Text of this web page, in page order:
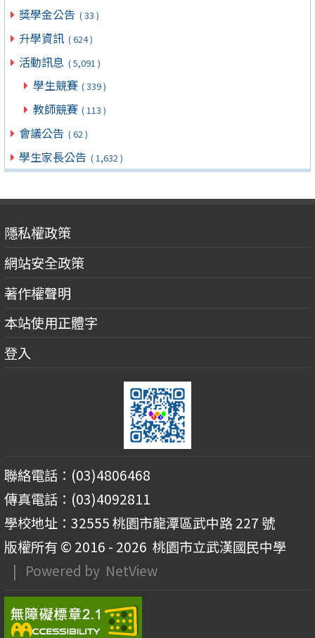
獎學金公告 ( 33 )
升學資訊 ( 624 )
活動訊息 ( 5,091 )
學生競賽 ( 339 )
教師競賽 ( 113 )
會議公告 ( 62 )
學生家長公告 ( 1,632 )
隱私權政策
網站安全政策
著作權聲明
本站使用正體字
登入
聯絡電話：(03)4806468
傳真電話：(03)4092811
學校地址：32555 桃園市龍潭區武中路 227 號
版權所有 © 2016 - 2026 桃園市立武漢國民中學
| Powered by NetView